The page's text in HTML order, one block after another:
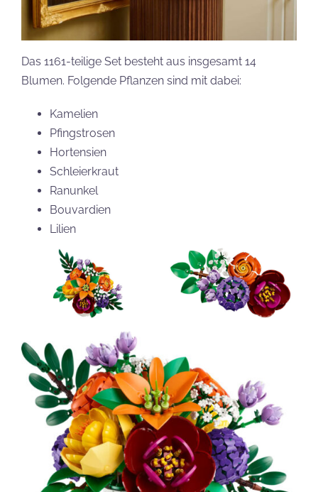
Das 1161-teilige Set besteht aus insgesamt 14
Blumen. Folgende Pflanzen sind mit dabei:
Kamelien
Pfingstrosen
Hortensien
Schleierkraut
Ranunkel
Bouvardien
Lilien